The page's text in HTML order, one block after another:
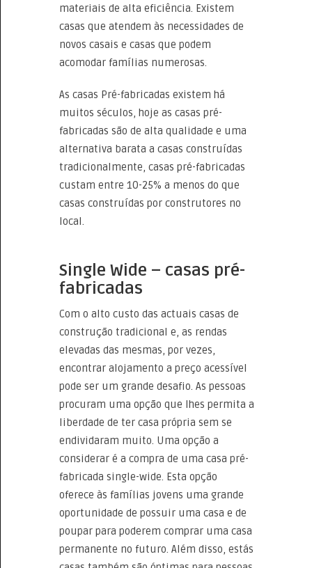
materiais de alta eficiência. Existem
casas que atendem às necessidades de
novos casais e casas que podem
acomodar famílias numerosas.
As casas Pré-fabricadas existem há
muitos séculos, hoje as casas pré-
fabricadas são de alta qualidade e uma
alternativa barata a casas construídas
tradicionalmente, casas pré-fabricadas
custam entre 10-25% a menos do que
casas construídas por construtores no
local.
Single Wide – casas pré-
fabricadas
Com o alto custo das actuais casas de
construção tradicional e, as rendas
elevadas das mesmas, por vezes,
encontrar alojamento a preço acessível
pode ser um grande desafio. As pessoas
procuram uma opção que lhes permita a
liberdade de ter casa própria sem se
endividaram muito. Uma opção a
considerar é a compra de uma casa pré-
fabricada single-wide. Esta opção
oferece às famílias jovens uma grande
oportunidade de possuir uma casa e de
poupar para poderem comprar uma casa
permanente no futuro. Além disso, estás